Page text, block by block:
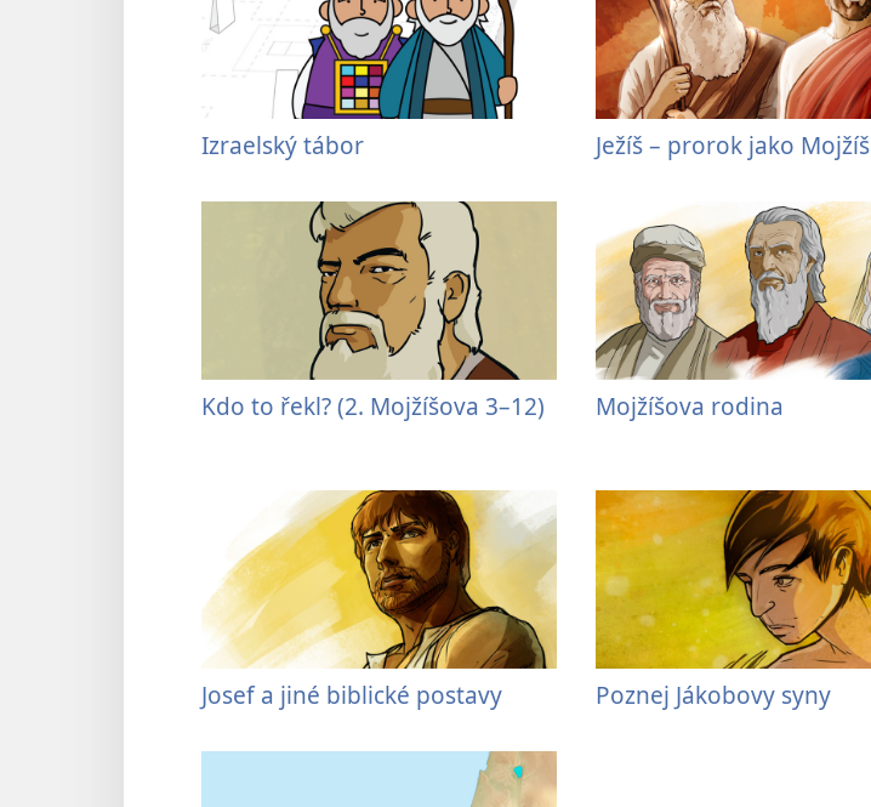
Izraelský tábor Ježíš – prorok jako Mojžíš
Kdo to řekl? (2. Mojžíšova 3–12) Mojžíšova rodina
Josef a jiné biblické postavy Poznej Jákobovy syny